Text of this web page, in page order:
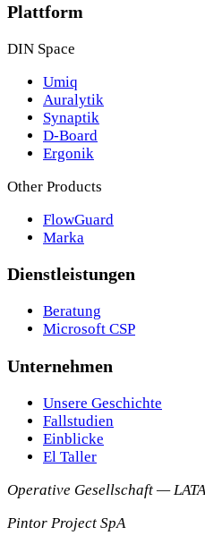
Plattform
DIN Space
Umiq
Auralytik
Synaptik
D-Board
Ergonik
Other Products
FlowGuard
Marka
Dienstleistungen
Beratung
Microsoft CSP
Unternehmen
Unsere Geschichte
Fallstudien
Einblicke
El Taller
Operative Gesellschaft —
Pintor Project SpA